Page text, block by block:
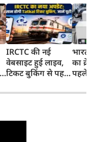
IRCTC की नई
वेबसाइट हुई लाइव,
टिकट बुकिंग से पहले
काम, जानें पूरा
भारत
का
पहले
और